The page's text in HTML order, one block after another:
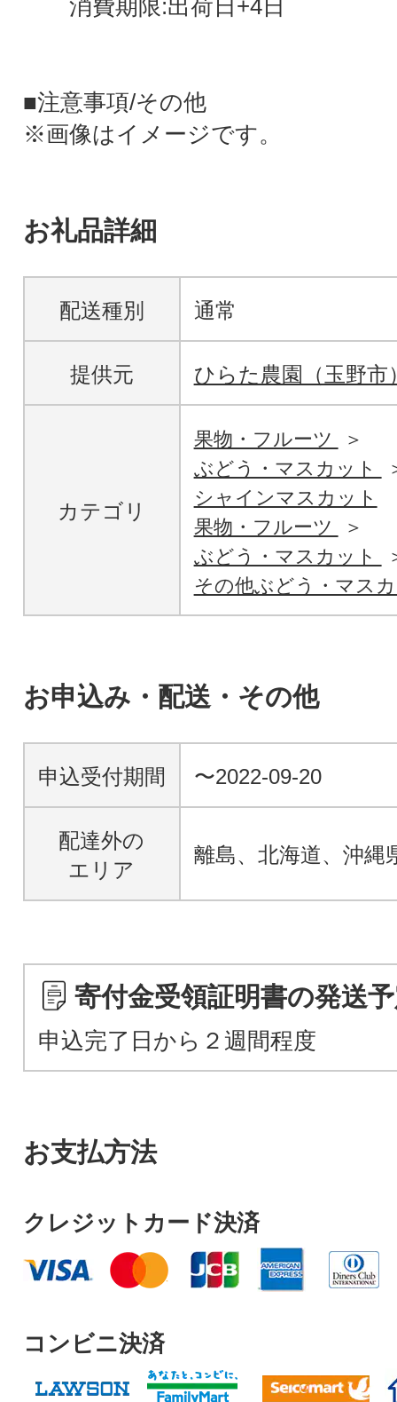
消費期限:出荷日+4日
■注意事項/その他
※画像はイメージです。
お礼品詳細
配送種別 通常
提供元 ひらた農園（玉野市
カテゴリ
果物・フルーツ
ぶどう・マスカット
シャインマスカット
果物・フルーツ
ぶどう・マスカット
その他ぶどう・マス
お申込み・配送・その他
申込受付期間 〜2022-09-20
配達外の
エリア
離島、北海道、沖縄
寄付金受領証明書の発送
申込完了日から２週間程度
お支払方法
クレジットカード決済
コンビニ決済